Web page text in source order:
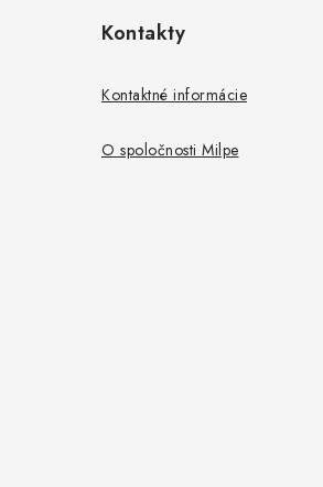
Kontakty
Kontaktné informácie
O spoločnosti Milpe